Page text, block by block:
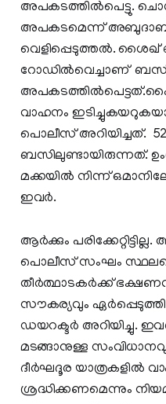
അപകടത്തില്‍പെട്ടു.
അപകടമെന്ന്
വെളിപ്പെടുത്തൽ. ശൈഖ്
റോഡില്‍വെച്ചാണ്
വാഹനം
പൊലീസ് അറിയിച്ചത്.
ബസിലുണ്ടായിരുന്നത്.
മക്കയില്‍ നിന്ന്
ഇവര്‍.
ആര്‍ക്കും
പൊലീസ് സംഘം
തീര്‍ത്ഥാടകര്‍ക്ക്
സൗകര്യവും
ഡയറക്ടര്‍ അറിയിച്ചു.
മടങ്ങാനുള്ള
ദീര്‍ഘദൂര യാത്രകളില്‍
ശ്രദ്ധിക്കണമെന്നും